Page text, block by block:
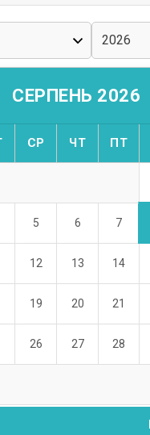
СЕРПЕНЬ 2026
СР ЧТ ПТ
5 6 7
12 13 14
19 20 21
26 27 28